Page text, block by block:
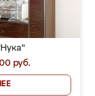
руб.